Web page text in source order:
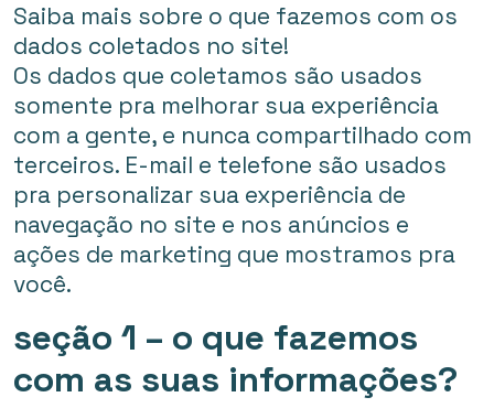
Saiba mais sobre o que fazemos com os
dados coletados no site!
Os dados que coletamos são usados
somente pra melhorar sua experiência
com a gente, e nunca compartilhado com
terceiros. E-mail e telefone são usados
pra personalizar sua experiência de
navegação no site e nos anúncios e
ações de marketing que mostramos pra
você.
seção 1 – o que fazemos
com as suas informações?